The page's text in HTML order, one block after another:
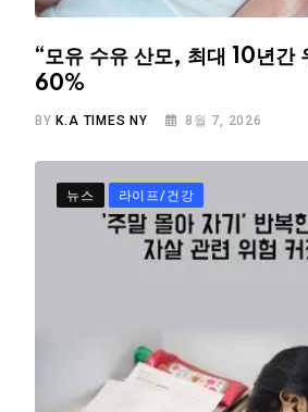
“모유 수유 산모, 최대 10년간
60%
BY K.A TIMES NY 8월 7, 2026
뉴스 라이프/건강